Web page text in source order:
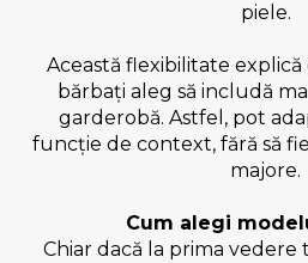
piele.
Această flexibilitate
bărbați aleg să includă
garderobă. Astfel, pot
funcție de context, fără să
majore.
Cum alegi
Chiar dacă la prima